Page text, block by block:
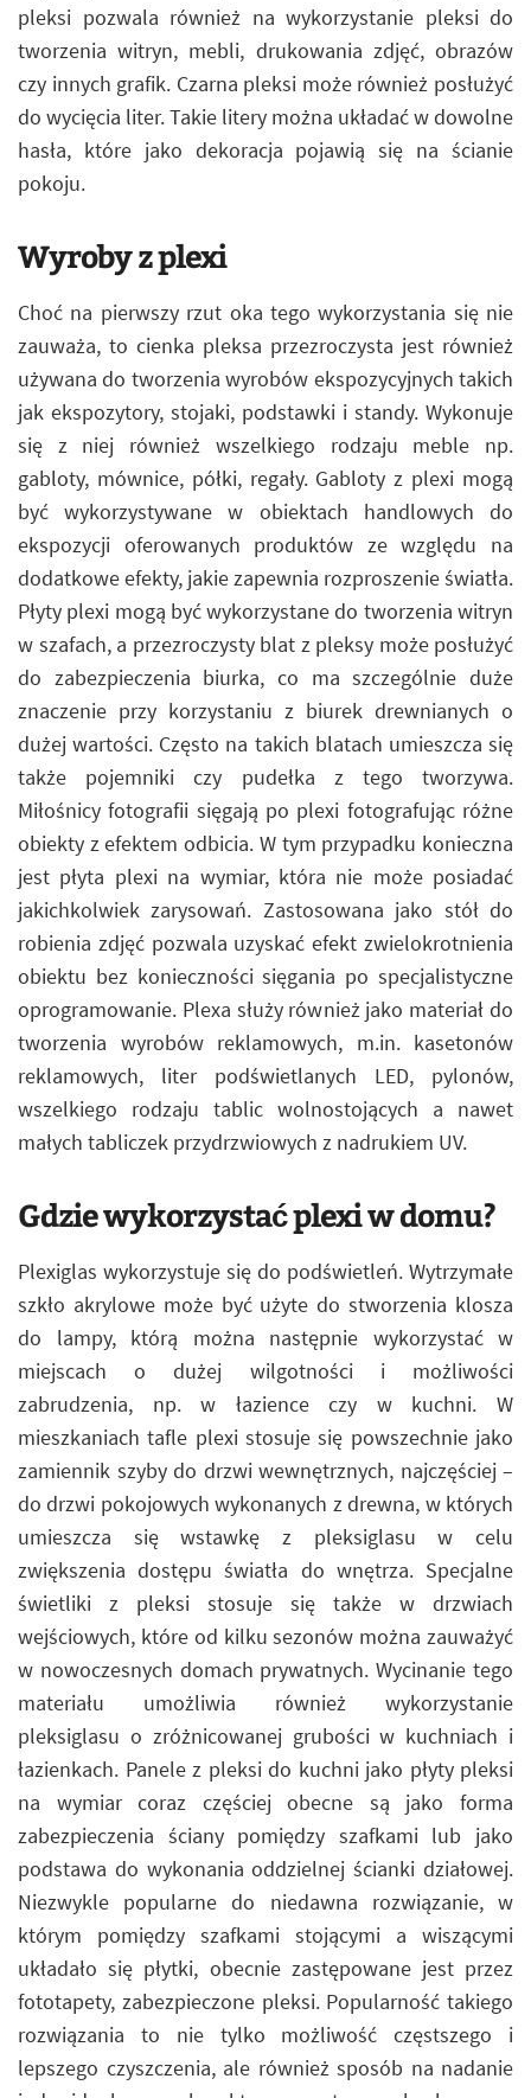
pleksi pozwala również na wykorzystanie pleksi do
tworzenia witryn, mebli, drukowania zdjęć, obrazów
czy innych grafik. Czarna pleksi może również posłużyć
do wycięcia liter. Takie litery można układać w dowolne
hasła, które jako dekoracja pojawią się na ścianie
pokoju.
Wyroby z plexi
Choć na pierwszy rzut oka tego wykorzystania się nie
zauważa, to cienka pleksa przezroczysta jest również
używana do tworzenia wyrobów ekspozycyjnych takich
jak ekspozytory, stojaki, podstawki i standy. Wykonuje
się z niej również wszelkiego rodzaju meble np.
gabloty, mównice, półki, regały. Gabloty z plexi mogą
być wykorzystywane w obiektach handlowych do
ekspozycji oferowanych produktów ze względu na
dodatkowe efekty, jakie zapewnia rozproszenie światła.
Płyty plexi mogą być wykorzystane do tworzenia witryn
w szafach, a przezroczysty blat z pleksy może posłużyć
do zabezpieczenia biurka, co ma szczególnie duże
znaczenie przy korzystaniu z biurek drewnianych o
dużej wartości. Często na takich blatach umieszcza się
także pojemniki czy pudełka z tego tworzywa.
Miłośnicy fotografii sięgają po plexi fotografując różne
obiekty z efektem odbicia. W tym przypadku konieczna
jest płyta plexi na wymiar, która nie może posiadać
jakichkolwiek zarysowań. Zastosowana jako stół do
robienia zdjęć pozwala uzyskać efekt zwielokrotnienia
obiektu bez konieczności sięgania po specjalistyczne
oprogramowanie. Plexa służy również jako materiał do
tworzenia wyrobów reklamowych, m.in. kasetonów
reklamowych, liter podświetlanych LED, pylonów,
wszelkiego rodzaju tablic wolnostojących a nawet
małych tabliczek przydrzwiowych z nadrukiem UV.
Gdzie wykorzystać plexi w domu?
Plexiglas wykorzystuje się do podświetleń. Wytrzymałe
szkło akrylowe może być użyte do stworzenia klosza
do lampy, którą można następnie wykorzystać w
miejscach o dużej wilgotności i możliwości
zabrudzenia, np. w łazience czy w kuchni. W
mieszkaniach tafle plexi stosuje się powszechnie jako
zamiennik szyby do drzwi wewnętrznych, najczęściej –
do drzwi pokojowych wykonanych z drewna, w których
umieszcza się wstawkę z pleksiglasu w celu
zwiększenia dostępu światła do wnętrza. Specjalne
świetliki z pleksi stosuje się także w drzwiach
wejściowych, które od kilku sezonów można zauważyć
w nowoczesnych domach prywatnych. Wycinanie tego
materiału umożliwia również wykorzystanie
pleksiglasu o zróżnicowanej grubości w kuchniach i
łazienkach. Panele z pleksi do kuchni jako płyty pleksi
na wymiar coraz częściej obecne są jako forma
zabezpieczenia ściany pomiędzy szafkami lub jako
podstawa do wykonania oddzielnej ścianki działowej.
Niezwykle popularne do niedawna rozwiązanie, w
którym pomiędzy szafkami stojącymi a wiszącymi
układało się płytki, obecnie zastępowane jest przez
fototapety, zabezpieczone pleksi. Popularność takiego
rozwiązania to nie tylko możliwość częstszego i
lepszego czyszczenia, ale również sposób na nadanie